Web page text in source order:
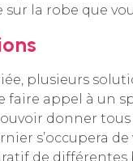
la robe que
plusieurs
faire appel à un
donner tous
s’occupera
de